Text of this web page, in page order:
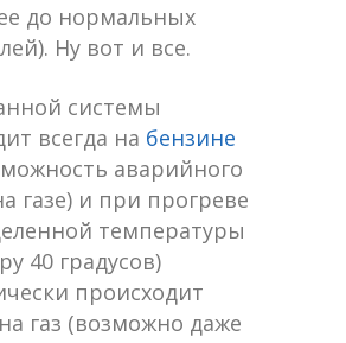
до нормальных
Ну вот и все.
системы
всегда на бензине
аварийного
газе) и при прогреве
температуры
40 градусов)
происходит
газ (возможно даже